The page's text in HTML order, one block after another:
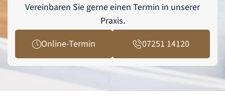
Vereinbaren Sie gerne einen Termin in unserer
Praxis.
Online-Termin
07251 14120